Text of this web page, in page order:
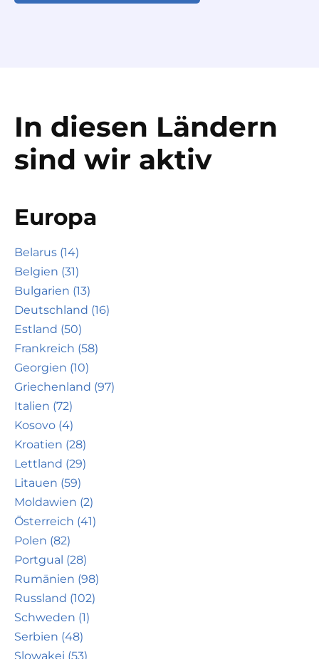
In diesen Ländern
sind wir aktiv
Europa
Belarus (14)
Belgien (31)
Bulgarien (13)
Deutschland (16)
Estland (50)
Frankreich (58)
Georgien (10)
Griechenland (97)
Italien (72)
Kosovo (4)
Kroatien (28)
Lettland (29)
Litauen (59)
Moldawien (2)
Österreich (41)
Polen (82)
Portgual (28)
Rumänien (98)
Russland (102)
Schweden (1)
Serbien (48)
Slowakei (53)